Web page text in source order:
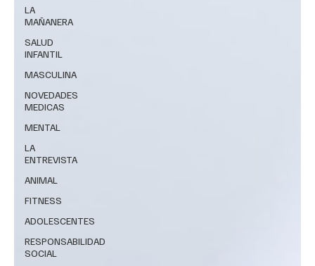
LA
MAÑANERA
SALUD
INFANTIL
MASCULINA
NOVEDADES
MEDICAS
MENTAL
LA
ENTREVISTA
ANIMAL
FITNESS
ADOLESCENTES
RESPONSABILIDAD
SOCIAL